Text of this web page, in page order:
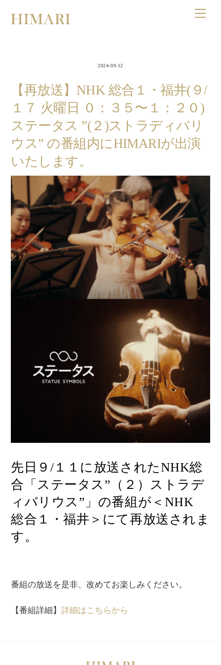
2024-09-12
【再放送】NHK 総合１・福井(９/
１７ 火曜日 ０：３５〜１：２０)
ステータス ”(２)ストラディバリ
ウス” の番組内にHIMARIが出演
いたします。
先日９/１１に放送されたNHK総
合「ステータス”（２）ストラデ
ィバリウス”」の番組が＜NHK
総合１・福井＞にて再放送されま
す。
番組の放送を是非、改めてお楽しみください。
【番組詳細】詳細はこちらから